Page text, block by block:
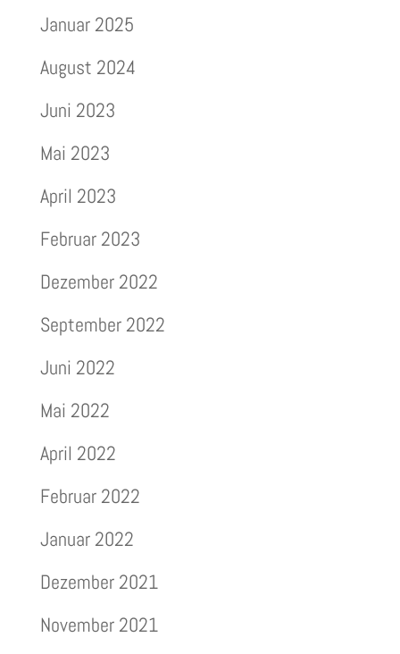
Januar 2025
August 2024
Juni 2023
Mai 2023
April 2023
Februar 2023
Dezember 2022
September 2022
Juni 2022
Mai 2022
April 2022
Februar 2022
Januar 2022
Dezember 2021
November 2021